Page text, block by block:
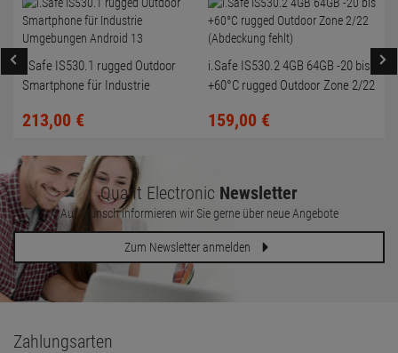
i.Safe IS530.1 rugged Outdoor
Smartphone für Industrie
213,00 €
i.Safe IS530.2 4GB 64GB -20 bis
+60°C rugged Outdoor Zone 2/22
159,00 €
Quant Electronic Newsletter
Auf Wunsch informieren wir Sie gerne über neue Angebote
Zum Newsletter anmelden
Zahlungsarten